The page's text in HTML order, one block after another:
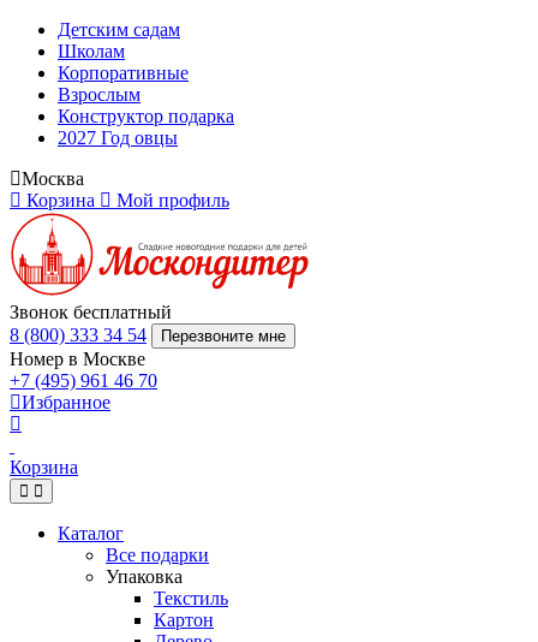
Детским садам
Школам
Корпоративные
Взрослым
Конструктор подарка
2027 Год овцы
Москва
Корзина
Мой профиль
Звонок бесплатный
8 (800) 333 34 54
Перезвоните мне
Номер в Москве
+7 (495) 961 46 70
Избранное
Корзина
Каталог
Все подарки
Упаковка
Текстиль
Картон